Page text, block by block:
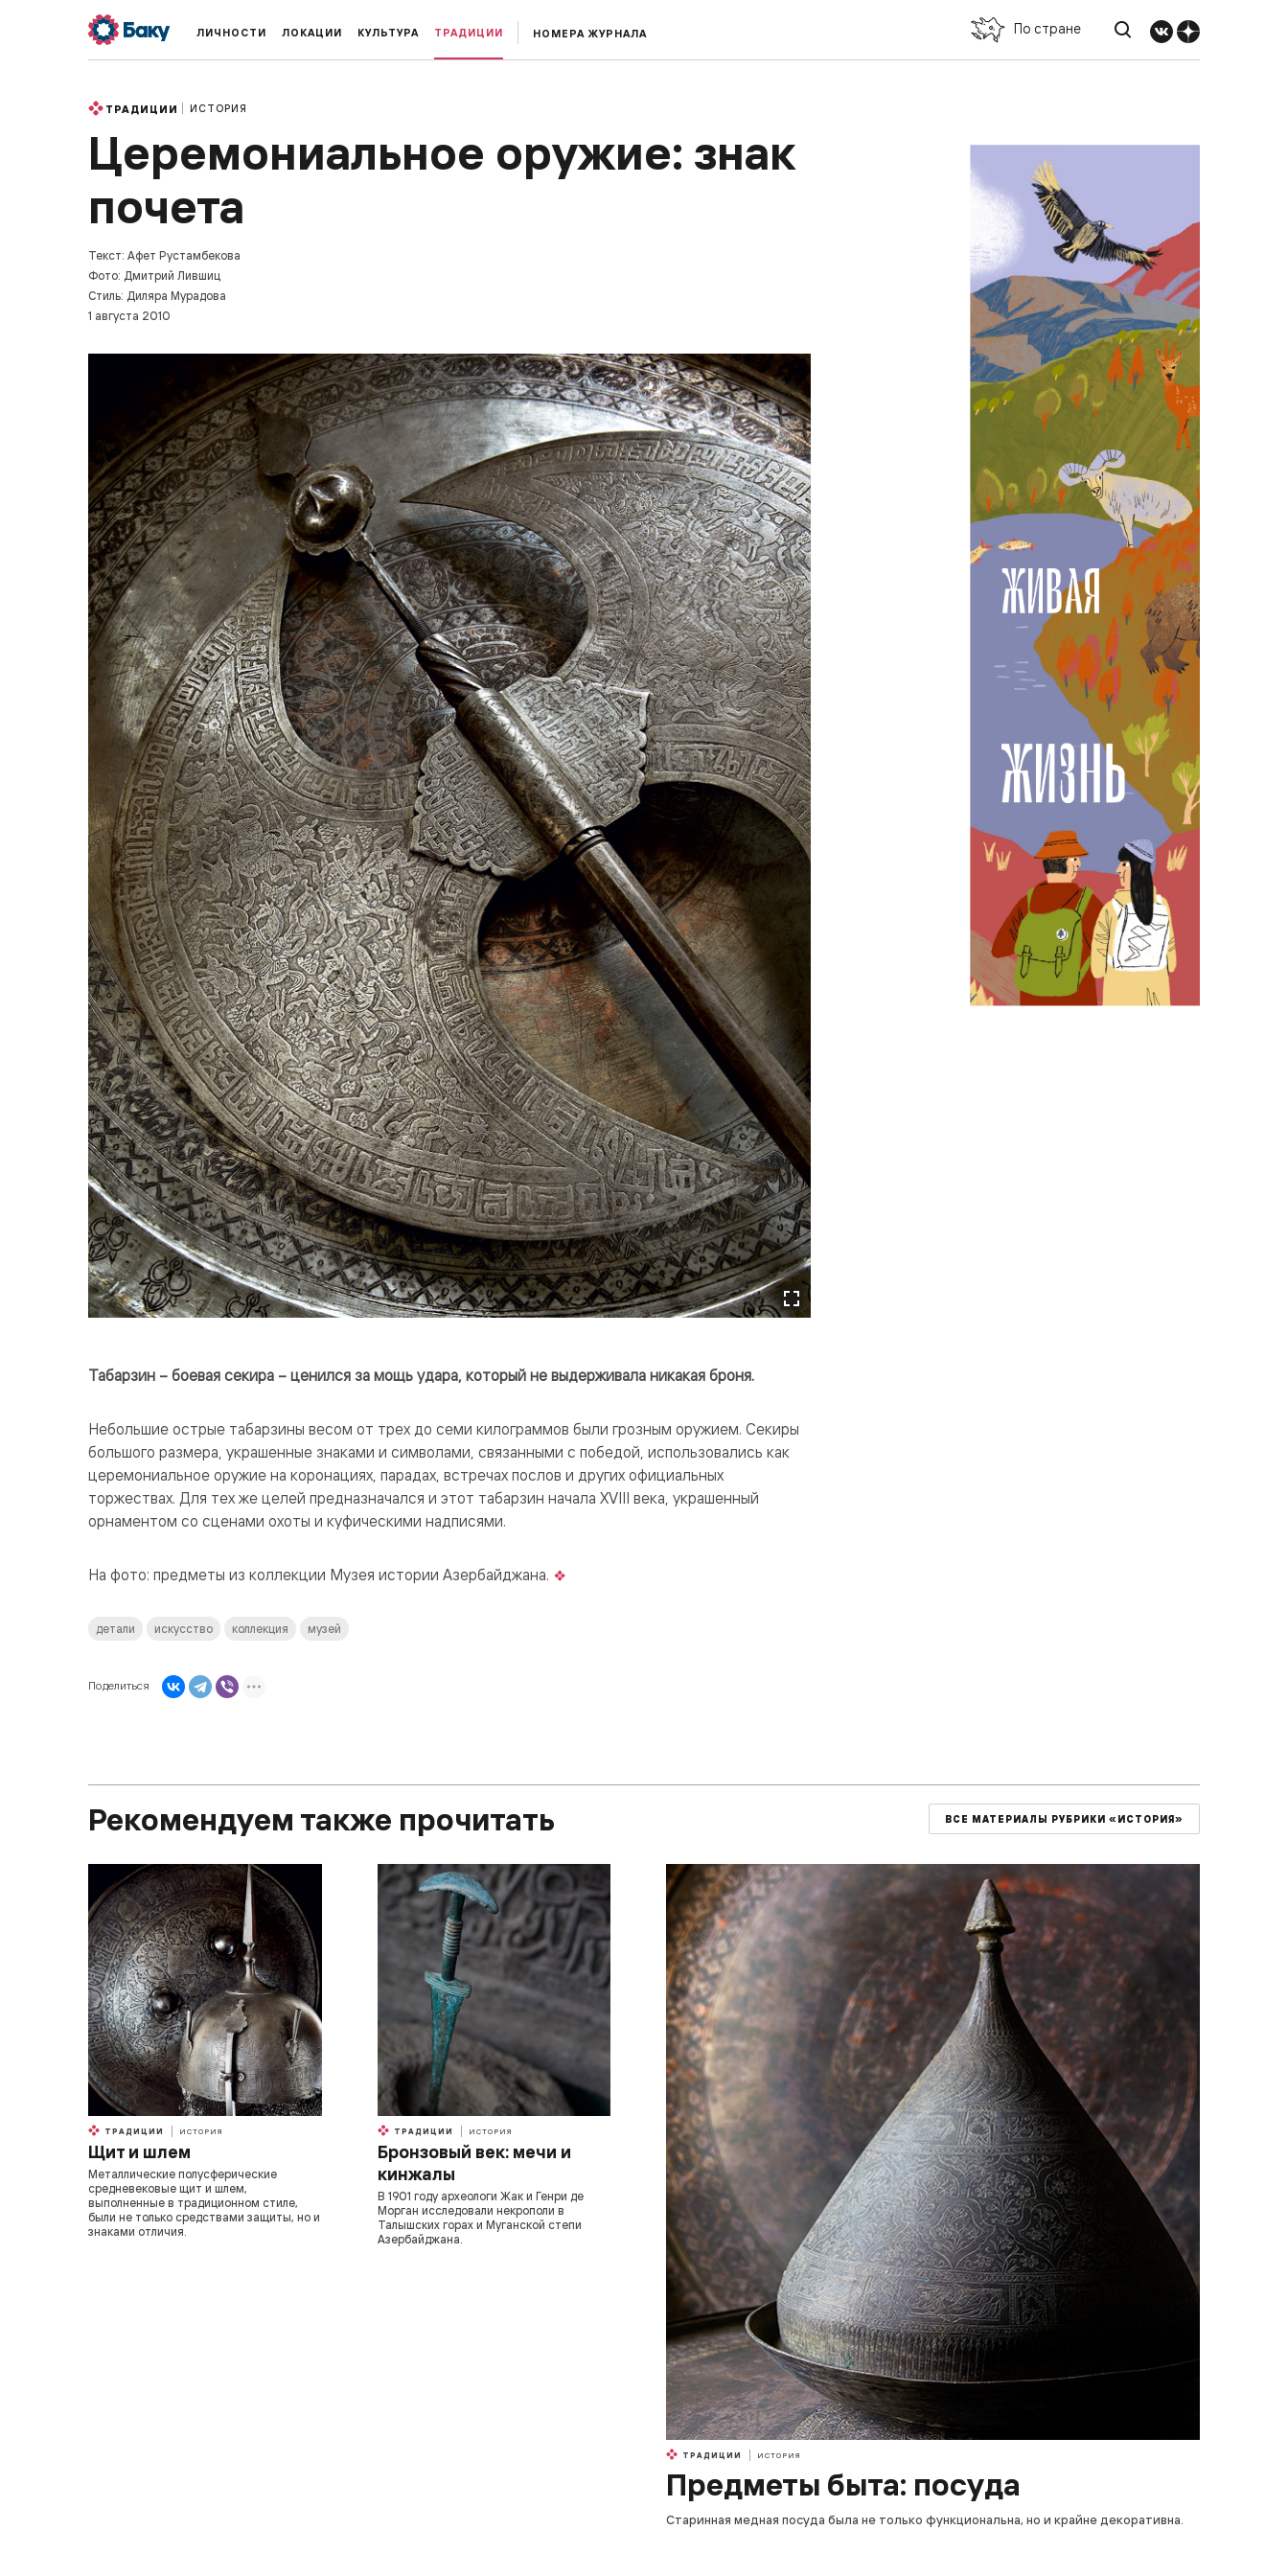
ЛИЧНОСТИ ЛОКАЦИИ КУЛЬТУРА ТРАДИЦИИ НОМЕРА ЖУРНАЛА По стране
ТРАДИЦИИ ИСТОРИЯ
Церемониальное оружие: знак
почета
Текст: Афет Рустамбекова
Фото: Дмитрий Лившиц
Стиль: Диляра Мурадова
1 августа 2010
Табарзин – боевая секира – ценился за мощь удара, который не выдерживала никакая броня.
Небольшие острые табарзины весом от трех до семи килограммов были грозным оружием. Секиры
большого размера, украшенные знаками и символами, связанными с победой, использовались как
церемониальное оружие на коронациях, парадах, встречах послов и других официальных
торжествах. Для тех же целей предназначался и этот табарзин начала XVIII века, украшенный
орнаментом со сценами охоты и куфическими надписями.
На фото: предметы из коллекции Музея истории Азербайджана.
детали искусство коллекция музей
Поделиться
Рекомендуем также прочитать ВСЕ МАТЕРИАЛЫ РУБРИКИ «ИСТОРИЯ»
ТРАДИЦИИ ИСТОРИЯ
Щит и шлем
Металлические полусферические
средневековые щит и шлем,
выполненные в традиционном стиле,
были не только средствами защиты, но и
знаками отличия.
ТРАДИЦИИ ИСТОРИЯ
Бронзовый век: мечи и
кинжалы
В 1901 году археологи Жак и Генри де
Морган исследовали некрополи в
Талышских горах и Муганской степи
Азербайджана.
ТРАДИЦИИ ИСТОРИЯ
Предметы быта: посуда
Старинная медная посуда была не только функциональна, но и крайне декоративна.